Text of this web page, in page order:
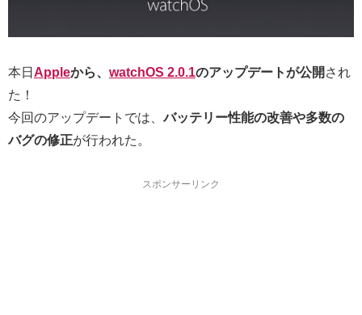
本日 Appleから、 watchOS 2.0.1のアップデートが公開 され
た！
今回のアップデートでは、バッテリー性能の改善や多数の
バグの修正が行われた。
スポンサーリンク